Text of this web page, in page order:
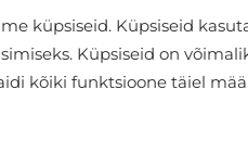
küpsiseid. Küpsiseid
Küpsiseid on
kõiki funktsioone täiel